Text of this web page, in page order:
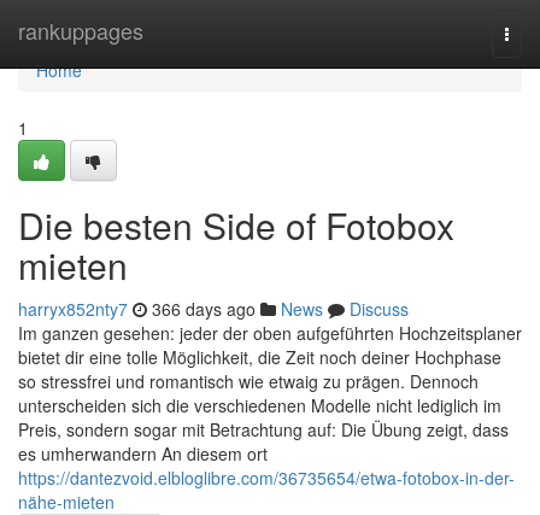
rankuppages
Home
Home
1
Die besten Side of Fotobox
mieten
harryx852nty7 366 days ago News
Discuss
Im ganzen gesehen: jeder der oben aufgeführten Hochzeitsplaner
bietet dir eine tolle Möglichkeit, die Zeit noch deiner Hochphase
so stressfrei und romantisch wie etwaig zu prägen. Dennoch
unterscheiden sich die verschiedenen Modelle nicht lediglich im
Preis, sondern sogar mit Betrachtung auf: Die Übung zeigt, dass
es umherwandern An diesem ort
https://dantezvoid.elbloglibre.com/36735654/etwa-fotobox-in-der-
nähe-mieten